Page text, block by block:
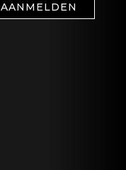
AANMELDEN